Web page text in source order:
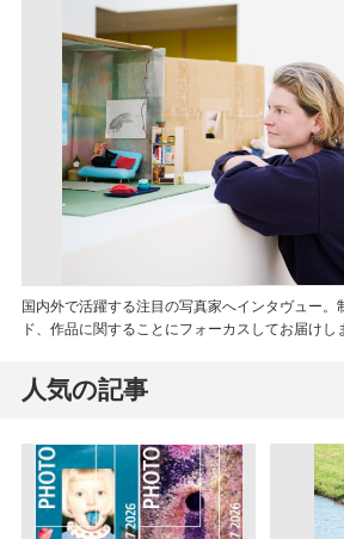
国内外で活躍する注目の写真家へインタヴュー。
ド、作品に関することにフォーカスしてお届けし
人気の記事